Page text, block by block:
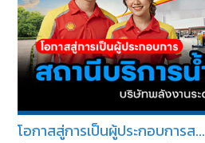
โอกาสสู่การเป็นผู้ประกอบการส...